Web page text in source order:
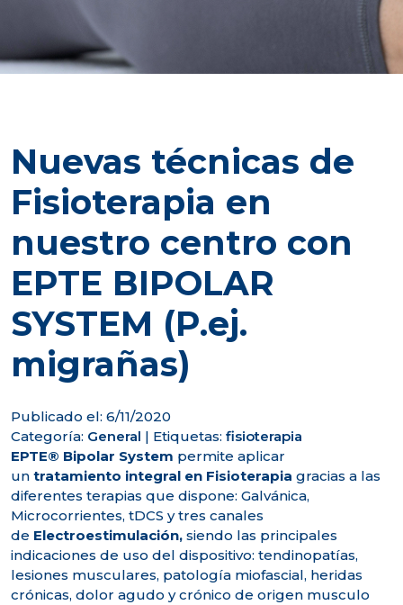
Nuevas técnicas de
Fisioterapia en
nuestro centro con
EPTE BIPOLAR
SYSTEM (P.ej.
migrañas)
Publicado el: 6/11/2020
Categoría: General | Etiquetas: fisioterapia
EPTE® Bipolar System permite aplicar
un tratamiento integral en Fisioterapia gracias a las
diferentes terapias que dispone: Galvánica,
Microcorrientes, tDCS y tres canales
de Electroestimulación, siendo las principales
indicaciones de uso del dispositivo: tendinopatías,
lesiones musculares, patología miofascial, heridas
crónicas, dolor agudo y crónico de origen musculo